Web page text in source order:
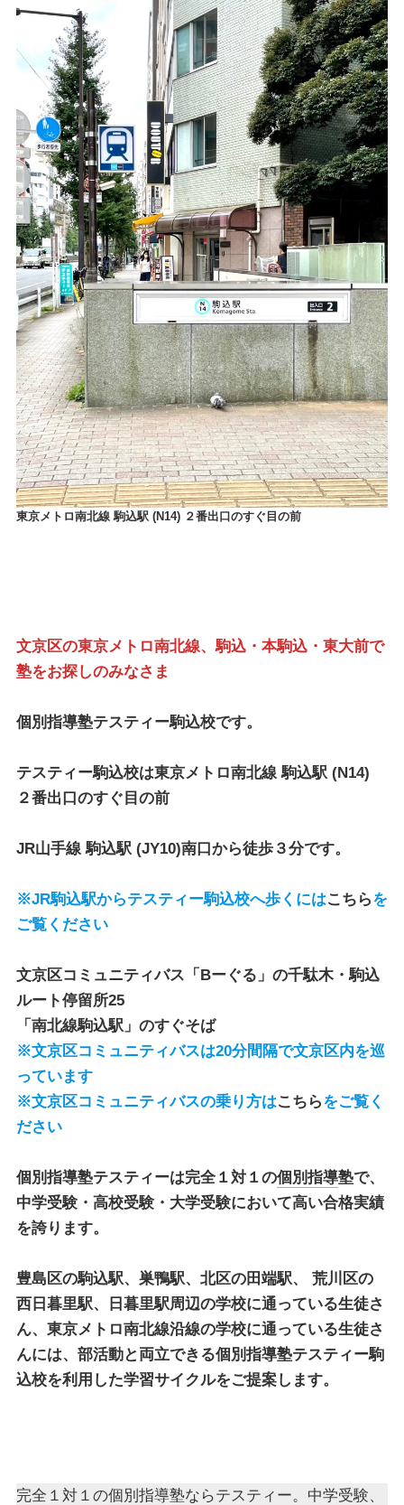
東京メトロ南北線 駒込駅 (N14) ２番出口のすぐ目の前
文京区の東京メトロ南北線、駒込・本駒込・東大前で
塾をお探しのみなさま
個別指導塾テスティー駒込校です。
テスティー駒込校は東京メトロ南北線 駒込駅 (N14)
２番出口のすぐ目の前
JR山手線 駒込駅 (JY10)南口から徒歩３分です。
※JR駒込駅からテスティー駒込校へ歩くにはこちらを
ご覧ください
文京区コミュニティバス「Bーぐる」 の千駄木・駒込
ルート停留所25
「南北線駒込駅」のすぐそば
※文京区コミュニティバスは20分間隔で文京区内を巡
っています
※文京区コミュニティバスの乗り方はこちらをご覧く
ださい
個別指導塾テスティーは完全１対１の個別指導塾で、
中学受験・高校受験・大学受験において高い合格実績
を誇ります。
豊島区の駒込駅、巣鴨駅、北区の田端駅、 荒川区の
西日暮里駅、日暮里駅周辺の学校に通っている生徒さ
ん、東京メトロ南北線沿線の学校に通っている生徒さ
んには、部活動と両立できる個別指導塾テスティー駒
込校を利用した学習サイクルをご提案します。
完全１対１の個別指導塾ならテスティー。中学受験、